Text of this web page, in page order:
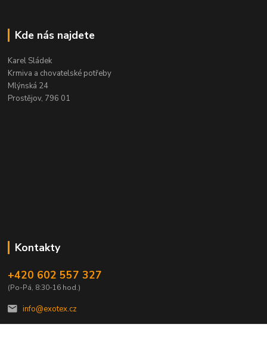
Kde nás najdete
Karel Sládek
Krmiva a chovatelské potřeby
Mlýnská 24
Prostějov, 796 01
Kontakty
+420 602 557 327
(Po-Pá, 8:30-16 hod.)
info@exotex.cz